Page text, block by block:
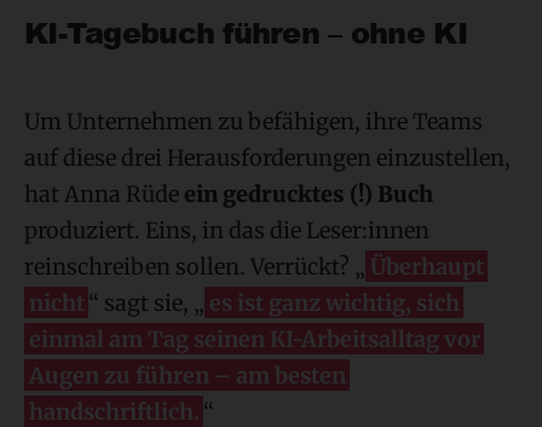
KI-Tagebuch führen – ohne KI
Um Unternehmen zu befähigen, ihre Teams
auf diese drei Herausforderungen einzustellen,
hat Anna Rüde ein gedrucktes (!) Buch
produziert. Eins, in das die Leser:innen
reinschreiben sollen. Verrückt? „ Überhaupt
nicht “ sagt sie, „ es ist ganz wichtig, sich
einmal am Tag seinen KI-Arbeitsalltag vor
Augen zu führen – am besten
handschriftlich. “